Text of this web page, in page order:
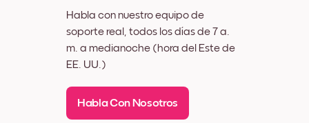
Habla con nuestro equipo de
soporte real, todos los días de 7 a.
m. a medianoche (hora del Este de
EE. UU.)
Habla Con Nosotros